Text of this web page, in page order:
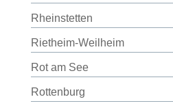
Rheinstetten
Rietheim-Weilheim
Rot am See
Rottenburg